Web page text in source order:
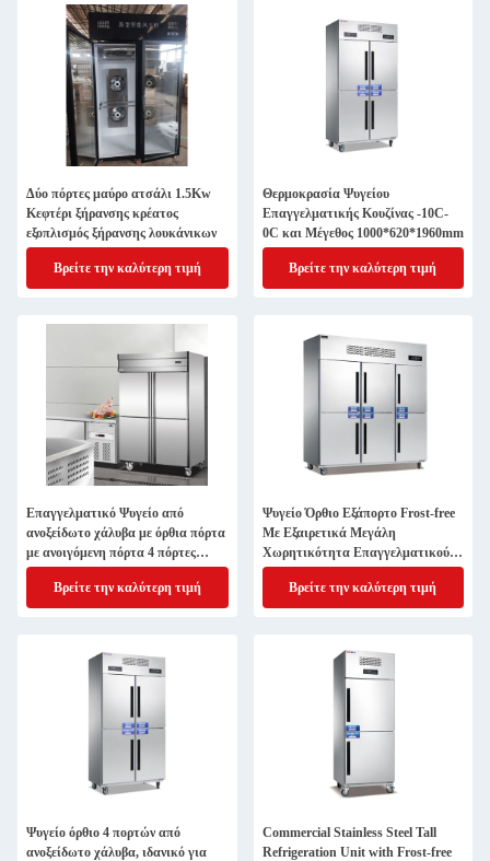
Δύο πόρτες μαύρο ατσάλι 1.5Kw
Κεφτέρι ξήρανσης κρέατος
εξοπλισμός ξήρανσης λουκάνικων
Βρείτε την καλύτερη τιμή
Θερμοκρασία Ψυγείου
Επαγγελματικής Κουζίνας -10C-
0C και Μέγεθος 1000*620*1960mm
Βρείτε την καλύτερη τιμή
Επαγγελματικό Ψυγείο από
ανοξείδωτο χάλυβα με όρθια πόρτα
με ανοιγόμενη πόρτα 4 πόρτες
Τύπος απόψυξης χωρίς πάγο
Βρείτε την καλύτερη τιμή
Ψυγείο Όρθιο Εξάπορτο Frost-free
Με Εξαιρετικά Μεγάλη
Χωρητικότητα Επαγγελματικού
Καταψύκτη
Βρείτε την καλύτερη τιμή
Ψυγείο όρθιο 4 πορτών από
ανοξείδωτο χάλυβα, ιδανικό για
Commercial Stainless Steel Tall
Refrigeration Unit with Frost-free